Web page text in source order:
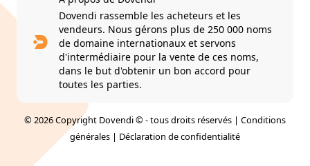
Dovendi rassemble les acheteurs et les
vendeurs. Nous gérons plus de 250 000 noms
de domaine internationaux et servons
d'intermédiaire pour la vente de ces noms,
dans le but d'obtenir un bon accord pour
toutes les parties.
© 2026 Copyright Dovendi © - tous droits réservés | Conditions
générales | Déclaration de confidentialité